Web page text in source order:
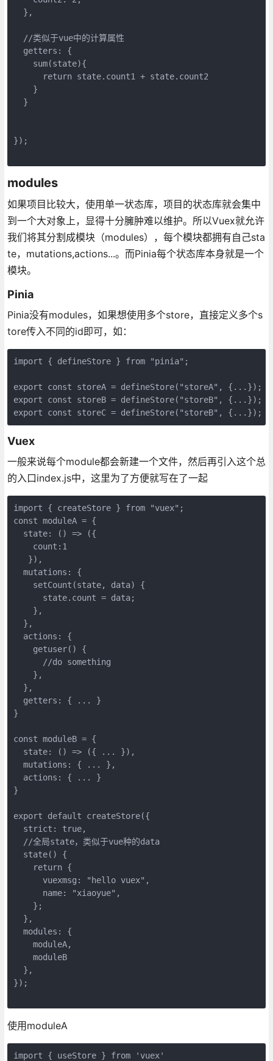
},
//类似于vue中的计算属性
getters: {
sum(state){
return state.count1 + state.count2
}
}
});
modules
如果项目比较大，使用单一状态库，项目的状态库就会集中
到一个大对象上，显得十分臃肿难以维护。所以Vuex就允许
我们将其分割成模块（modules），每个模块都拥有自己sta
te，mutations,actions...。而Pinia每个状态库本身就是一个
模块。
Pinia
Pinia没有modules，如果想使用多个store，直接定义多个s
tore传入不同的id即可，如：
import { defineStore } from "pinia";
export const storeA = defineStore("storeA", {...});
export const storeB = defineStore("storeB", {...});
export const storeC = defineStore("storeB", {...});
Vuex
一般来说每个module都会新建一个文件，然后再引入这个总
的入口index.js中，这里为了方便就写在了一起
import { createStore } from "vuex";
const moduleA = {
state: () => ({
count:1
}),
mutations: {
setCount(state, data) {
state.count = data;
},
},
actions: {
getuser() {
//do something
},
},
getters: { ... }
}
const moduleB = {
state: () => ({ ... }),
mutations: { ... },
actions: { ... }
}
export default createStore({
strict: true,
//全局state，类似于vue种的data
state() {
return {
vuexmsg: "hello vuex",
name: "xiaoyue",
};
},
modules: {
moduleA,
moduleB
},
});
使用moduleA
import { useStore } from 'vuex'